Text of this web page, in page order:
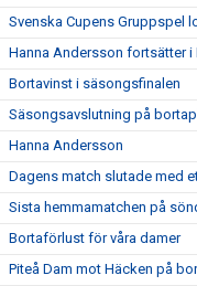
Svenska Cupens Gruppspel
Hanna Andersson fortsätter i
Bortavinst i säsongsfinalen
Säsongsavslutning på
Hanna Andersson
Dagens match slutade med
Sista hemmamatchen på
Bortaförlust för våra damer
Piteå Dam mot Häcken på